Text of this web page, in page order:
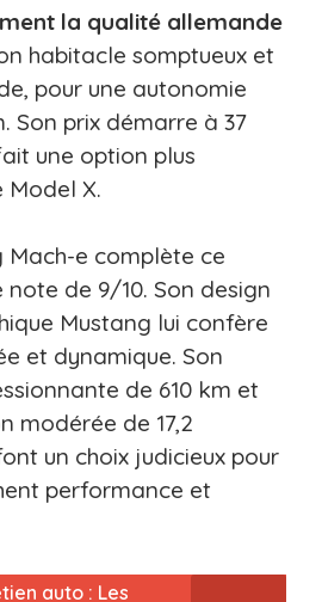
la qualité allemande
habitacle somptueux et
pour une autonomie
Son prix démarre à 37
une option plus
Model X.
Mach-e complète ce
note de 9/10. Son design
Mustang lui confère
et dynamique. Son
de 610 km et
modérée de 17,2
un choix judicieux pour
performance et
auto : Les